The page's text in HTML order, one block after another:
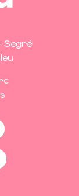
Segré